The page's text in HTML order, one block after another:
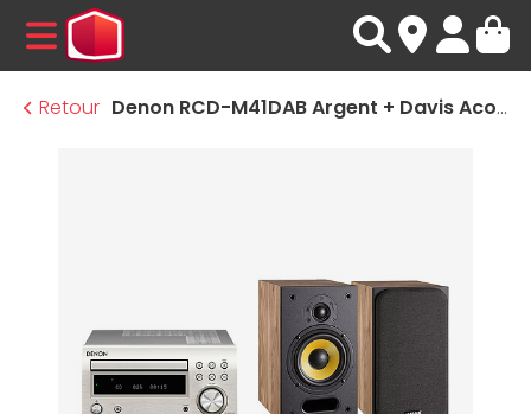
MENU
Retour
Denon RCD-M41DAB Argent + Davis Acoustics Ariane 1 Chêne clair